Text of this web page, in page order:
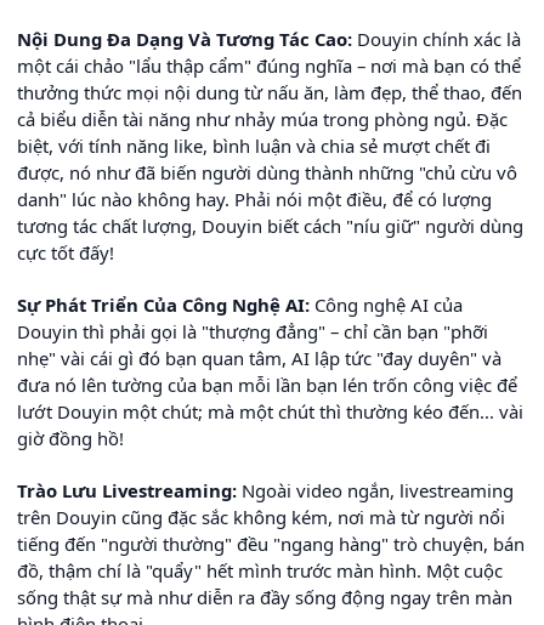
Nội Dung Đa Dạng Và Tương Tác Cao: Douyin chính xác là
một cái chảo "lẩu thập cẩm" đúng nghĩa – nơi mà bạn có thể
thưởng thức mọi nội dung từ nấu ăn, làm đẹp, thể thao, đến
cả biểu diễn tài năng như nhảy múa trong phòng ngủ. Đặc
biệt, với tính năng like, bình luận và chia sẻ mượt chết đi
được, nó như đã biến người dùng thành những "chủ cừu vô
danh" lúc nào không hay. Phải nói một điều, để có lượng
tương tác chất lượng, Douyin biết cách "níu giữ" người dùng
cực tốt đấy!
Sự Phát Triển Của Công Nghệ AI: Công nghệ AI của
Douyin thì phải gọi là "thượng đẳng" – chỉ cần bạn "phỡi
nhẹ" vài cái gì đó bạn quan tâm, AI lập tức "đay duyên" và
đưa nó lên tường của bạn mỗi lần bạn lén trốn công việc để
lướt Douyin một chút; mà một chút thì thường kéo đến... vài
giờ đồng hồ!
Trào Lưu Livestreaming: Ngoài video ngắn, livestreaming
trên Douyin cũng đặc sắc không kém, nơi mà từ người nổi
tiếng đến "người thường" đều "ngang hàng" trò chuyện, bán
đồ, thậm chí là "quẩy" hết mình trước màn hình. Một cuộc
sống thật sự mà như diễn ra đầy sống động ngay trên màn